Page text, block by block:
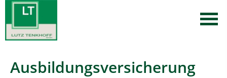
Ausbildungsversicherung